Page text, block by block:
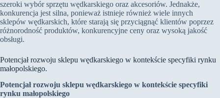
szeroki wybór sprzętu wędkarskiego oraz akcesoriów. Jednakże,
konkurencja jest silna, ponieważ istnieje również wiele innych
sklepów wędkarskich, które starają się przyciągnąć klientów poprzez
różnorodność produktów, konkurencyjne ceny oraz wysoką jakość
obsługi.
Potencjał rozwoju sklepu wędkarskiego w kontekście specyfiki rynku
małopolskiego.
Potencjał rozwoju sklepu wędkarskiego w kontekście specyfiki
rynku małopolskiego